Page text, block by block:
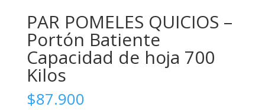
PAR POMELES QUICIOS –
Portón Batiente
Capacidad de hoja 700
Kilos
$87.900